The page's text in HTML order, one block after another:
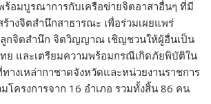
ร้อมบูรณาการกับเครือข่ายจิตอาสาอื่นๆ ที่มี
างจิตสำนึกสาธารณะ เพื่อร่วมเผยแพร่
กจิตสำนึก จิตวิญญาณ เชิญชวนให้ผู้อื่นเป็น
ย และเตรียมความพร้อมกรณีเกิดภัยพิบัติใน
างเหล่ากาชาดจังหวัดและหน่วยงานราชการ
มโครงการจาก 16 อำเภอ รวมทั้งสิ้น 86 คน